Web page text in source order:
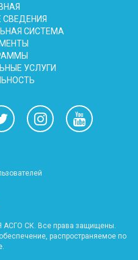
СИСТЕМА
УСЛУГИ
СК. Все права защищены.
распространяемое по
.